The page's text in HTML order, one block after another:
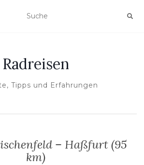
AUSSCHALTEN
Radreisen
Tipps und Erfahrungen
– Haßfurt (95
km)